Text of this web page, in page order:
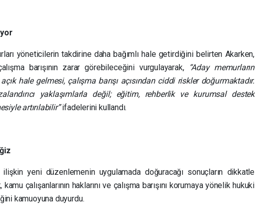
yöneticilerin takdirine daha bağımlı hale getirdiğini belirten Akarken,
barışının zarar görebileceğini vurgulayarak,
“Aday memurların
hale gelmesi, çalışma barışı açısından ciddi riskler doğurmaktadır.
yaklaşımlarla değil; eğitim, rehberlik ve kurumsal destek
artırılabilir”ifadelerini kullandı.
yeni düzenlemenin uygulamada doğuracağı sonuçların dikkatle
çalışanlarının haklarını ve çalışma barışını korumaya yönelik hukuki
kamuoyuna duyurdu.